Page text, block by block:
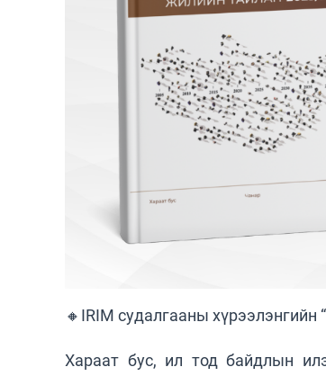
🔸IRIM cудалгааны хүрээлэнгийн
Хараат бус, ил тод байдлын